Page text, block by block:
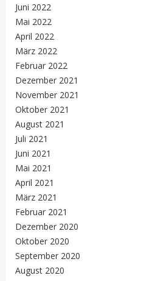
Juni 2022
Mai 2022
April 2022
März 2022
Februar 2022
Dezember 2021
November 2021
Oktober 2021
August 2021
Juli 2021
Juni 2021
Mai 2021
April 2021
März 2021
Februar 2021
Dezember 2020
Oktober 2020
September 2020
August 2020